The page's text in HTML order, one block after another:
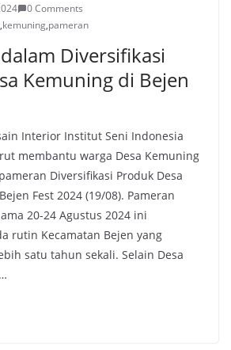
0 Comments
,kemuning,pameran
Diversifikasi
Kemuning di Bejen
Interior Institut Seni Indonesia
membantu warga Desa Kemuning
Diversifikasi Produk Desa
Fest 2024 (19/08). Pameran
20-24 Agustus 2024 ini
rutin Kecamatan Bejen yang
satu tahun sekali. Selain Desa